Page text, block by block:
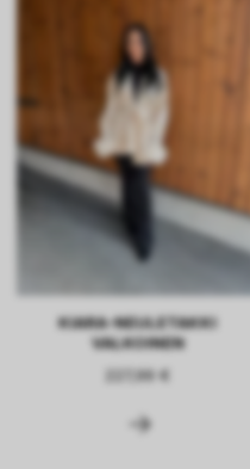
KIARA-NEULETAKKI
VALKOINEN
227,99 €